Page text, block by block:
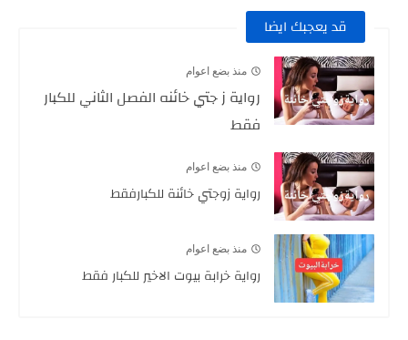
قد يعجبك ايضا
منذ بضع اعوام
رواية ز جتي خائنه الفصل الثاني للكبار
فقط
منذ بضع اعوام
رواية زوجتي خائنة للكبارفقط
منذ بضع اعوام
رواية خرابة بيوت الاخير للكبار فقط